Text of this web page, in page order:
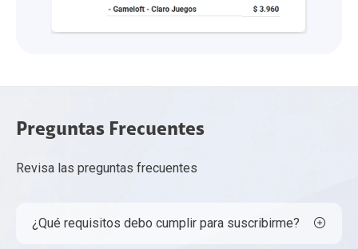
Preguntas Frecuentes
Revisa las preguntas frecuentes
¿Qué requisitos debo cumplir para suscribirme?